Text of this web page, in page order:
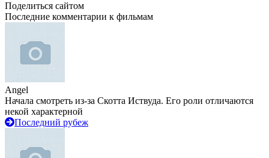
Поделиться сайтом
Последние комментарии к фильмам
Angel
Начала смотреть из-за Скотта Иствуда. Его роли отличаются
некой характерной
Последний рубеж